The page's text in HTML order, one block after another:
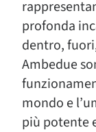
profonda
dentro,
Ambedue
mondo e
più potente